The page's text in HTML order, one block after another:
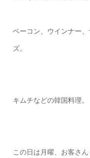
ベーコン、ウインナー
ズ。
キムチなどの韓国料理。
この日は月曜、お客さ